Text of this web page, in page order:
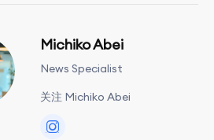
Michiko Abei
News Specialist
关注 Michiko Abei